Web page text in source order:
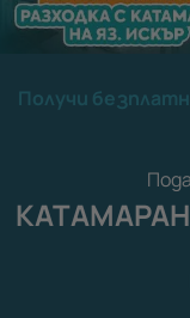
Получи